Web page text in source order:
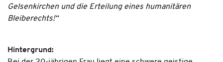
Gelsenkirchen und die Erteilung eines humanitären
Bleiberechts!“
Hintergrund: